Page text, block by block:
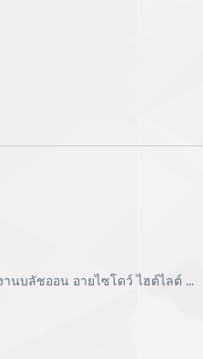
นบลัชออน อายไซโดว์ ไฮต์ไลต์ ...